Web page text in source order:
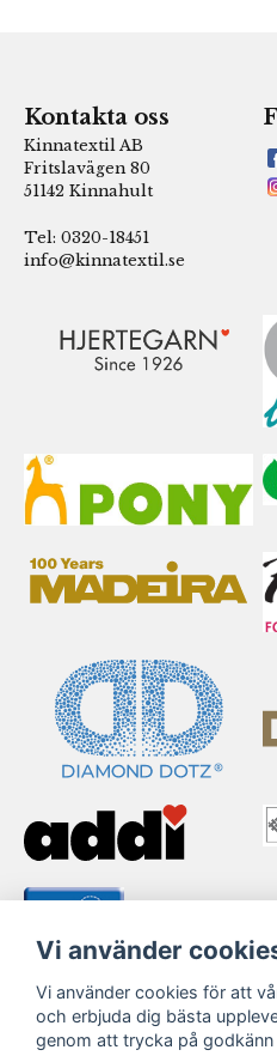
Kontakta oss
Kinnatextil AB
Fritslavägen 80
51142 Kinnahult
Tel: 0320-18451
info@kinnatextil.se
Vi använder
Vi använder cookies för att
och erbjuda dig bästa
genom att trycka på godkänn